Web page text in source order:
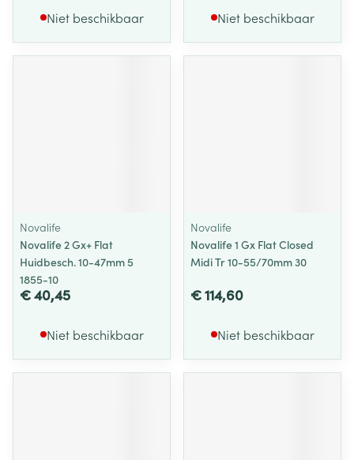
Niet beschikbaar Niet beschikbaar
Novalife
Novalife 2 Gx+ Flat
Huidbesch. 10-47mm 5
1855-10
€ 40,45
Niet beschikbaar
Novalife
Novalife 1 Gx Flat Closed
Midi Tr 10-55/70mm 30
€ 114,60
Niet beschikbaar